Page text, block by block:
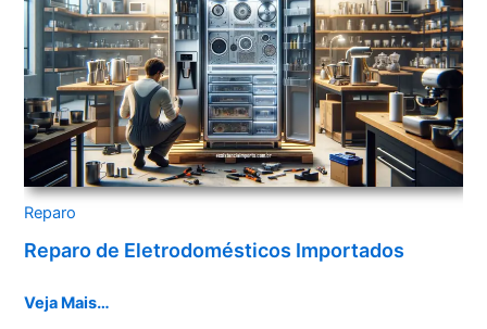
Reparo
Reparo de Eletrodomésticos Importados
Veja Mais…